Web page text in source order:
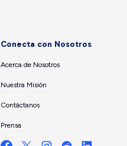
Conecta con Nosotros
Acerca de Nosotros
Nuestra Misión
Contáctanos
Prensa